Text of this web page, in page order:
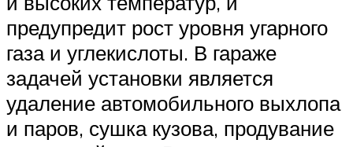
предупредит рост уровня угарного
газа и углекислоты. В гараже
задачей установки является
удаление автомобильного выхлопа
и паров, сушка кузова, продувание